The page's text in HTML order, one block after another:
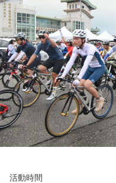
活動時間